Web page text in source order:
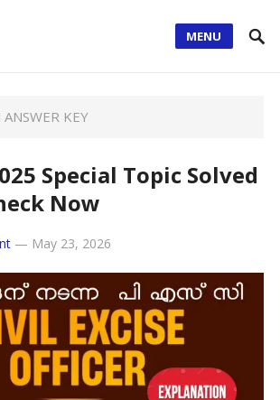
MENU
ANSWER KEY
Special Topic Solved
Now
— May 23, 2026